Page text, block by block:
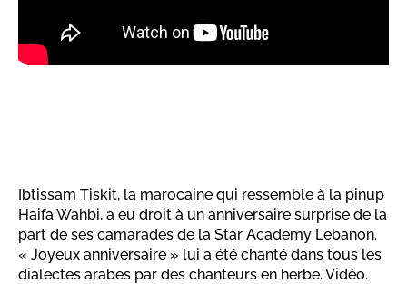
Ibtissam Tiskit, la marocaine qui ressemble à la pinup
Haifa Wahbi, a eu droit à un anniversaire surprise de la
part de ses camarades de la Star Academy Lebanon.
« Joyeux anniversaire » lui a été chanté dans tous les
dialectes arabes par des chanteurs en herbe. Vidéo.